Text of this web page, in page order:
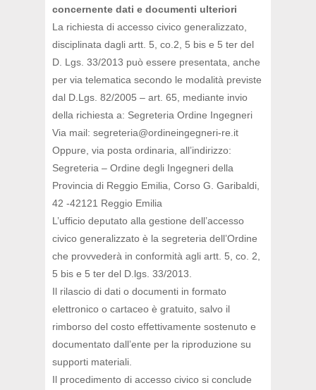
concernente dati e documenti ulteriori
La richiesta di accesso civico generalizzato,
disciplinata dagli artt. 5, co.2, 5 bis e 5 ter del
D. Lgs. 33/2013 può essere presentata, anche
per via telematica secondo le modalità previste
dal D.Lgs. 82/2005 – art. 65, mediante invio
della richiesta a: Segreteria Ordine Ingegneri
Via mail: segreteria@ordineingegneri-re.it
Oppure, via posta ordinaria, all’indirizzo:
Segreteria – Ordine degli Ingegneri della
Provincia di Reggio Emilia, Corso G. Garibaldi,
42 -42121 Reggio Emilia
L’ufficio deputato alla gestione dell’accesso
civico generalizzato è la segreteria dell’Ordine
che provvederà in conformità agli artt. 5, co. 2,
5 bis e 5 ter del D.lgs. 33/2013.
Il rilascio di dati o documenti in formato
elettronico o cartaceo è gratuito, salvo il
rimborso del costo effettivamente sostenuto e
documentato dall’ente per la riproduzione su
supporti materiali.
Il procedimento di accesso civico si conclude